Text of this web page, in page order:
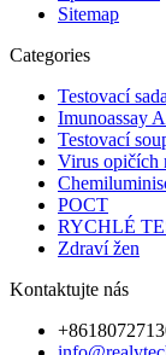
Sitemap
Categories
Testovací
Imunoassay
Testovací
Virus opičích
POCT
RYCHLÉ
Zdraví žen
Kontaktujte nás